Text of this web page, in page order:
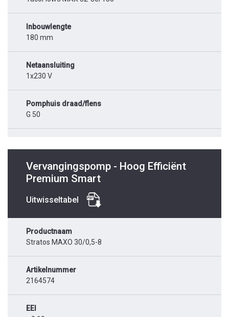
Inbouwlengte
180 mm
Netaansluiting
1x230 V
Pomphuis draad/flens
G 50
Vervangingspomp - Hoog Efficiënt
Premium Smart
Uitwisseltabel
Productnaam
Stratos MAXO 30/0,5-8
Artikelnummer
2164574
EEI